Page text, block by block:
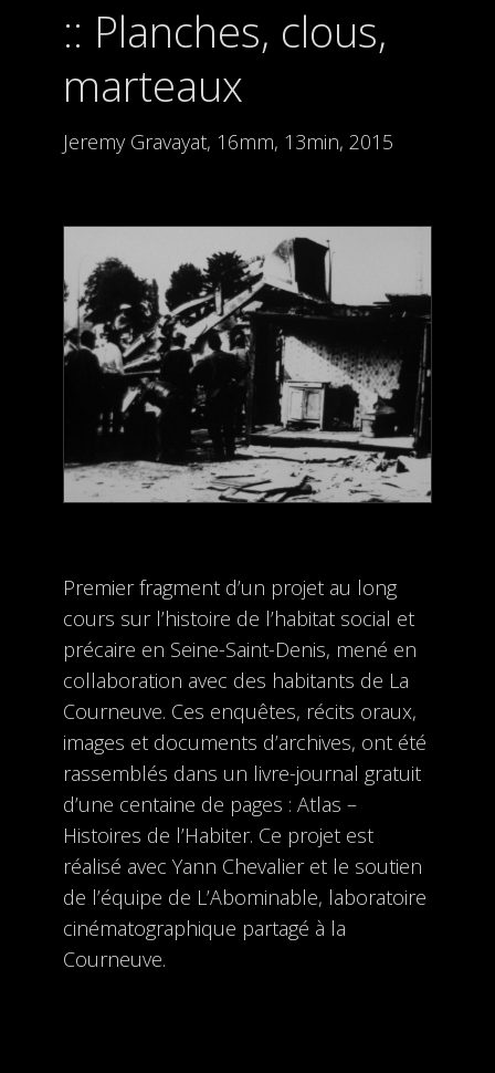
Planches, clous,
marteaux
Jeremy Gravayat, 16mm, 13min, 2015
Premier fragment d’un projet au long
cours sur l’histoire de l’habitat social et
précaire en Seine-Saint-Denis, mené en
collaboration avec des habitants de La
Courneuve. Ces enquêtes, récits oraux,
images et documents d’archives, ont été
rassemblés dans un livre-journal gratuit
d’une centaine de pages : Atlas –
Histoires de l’Habiter. Ce projet est
réalisé avec Yann Chevalier et le soutien
de l’équipe de L’Abominable, laboratoire
cinématographique partagé à la
Courneuve.